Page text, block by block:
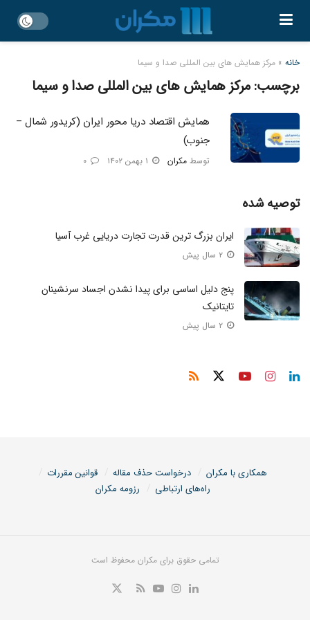
خانه » مرکز همایش های بین المللی صدا و سیما
برچسب:مرکز همایش های بین المللی صدا و سیما
همایش اقتصاد دریا محور ایران (کریدور شمال –
جنوب)
توسط مکران
توصیه شده
ایران بزرگ ترین قدرت تجارت دریایی غرب آسیا
پنج دلیل اساسی برای پیدا نشدن اجساد سرنشینان
تایتانیک
همکاری با مکران درخواست حذف مقاله
قوانین مقررات
راه‌های ارتباطی
رزومه مکران
تمامی حقوق برای مکران محفوظ است